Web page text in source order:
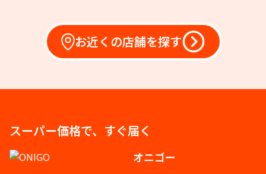
お近くの店舗を探す
スーパー価格で、すぐ届く
オニゴー